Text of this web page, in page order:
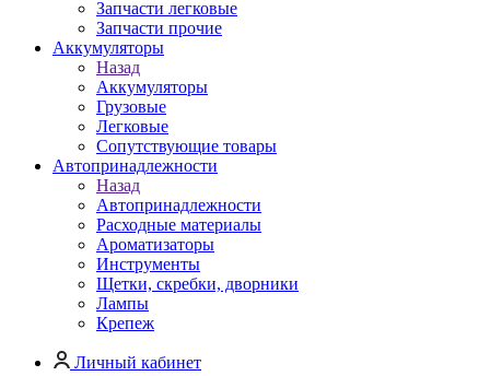
Запчасти легковые
Запчасти прочие
Аккумуляторы
Назад
Аккумуляторы
Грузовые
Легковые
Сопутствующие товары
Автопринадлежности
Назад
Автопринадлежности
Расходные материалы
Ароматизаторы
Инструменты
Щетки, скребки, дворники
Лампы
Крепеж
Личный кабинет